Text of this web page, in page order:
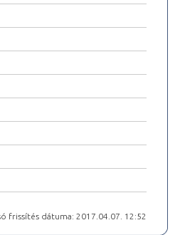
frissítés dátuma: 2017.04.07. 12:52